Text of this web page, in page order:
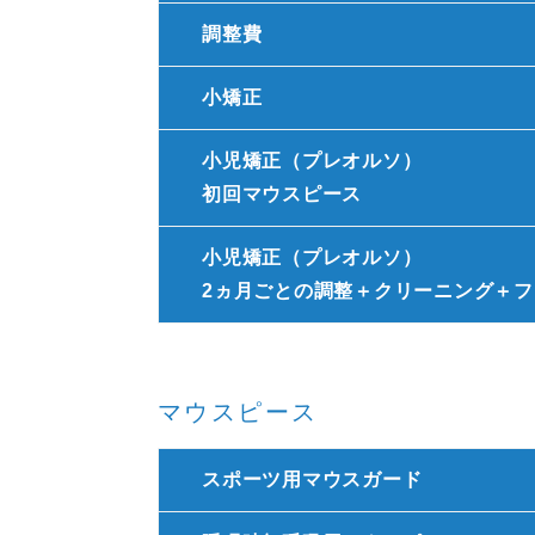
調整費
小矯正
小児矯正（プレオルソ）
初回マウスピース
小児矯正（プレオルソ）
2ヵ月ごとの調整＋クリーニング＋
マウスピース
スポーツ用マウスガード